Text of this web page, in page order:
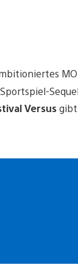
Sequel
Versusgibt